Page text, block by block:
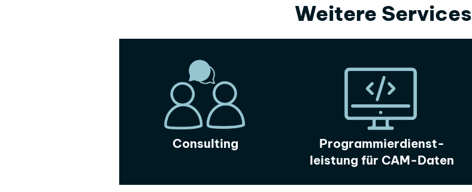
Weitere Services
Consulting
Programmierdienst-
leistung für CAM-Daten